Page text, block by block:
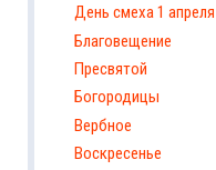
День смеха 1 апреля
Благовещение
Пресвятой
Богородицы
Вербное
Воскресенье